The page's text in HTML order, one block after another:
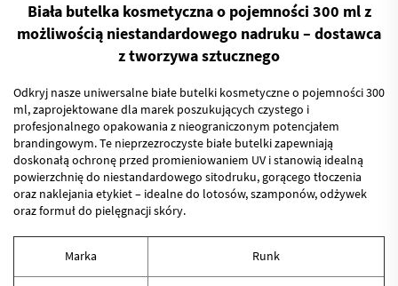
Biała butelka kosmetyczna o pojemności 300 ml z
możliwością niestandardowego nadruku – dostawca
z tworzywa sztucznego
Odkryj nasze uniwersalne białe butelki kosmetyczne o pojemności 300
ml, zaprojektowane dla marek poszukujących czystego i
profesjonalnego opakowania z nieograniczonym potencjałem
brandingowym. Te nieprzezroczyste białe butelki zapewniają
doskonałą ochronę przed promieniowaniem UV i stanowią idealną
powierzchnię do niestandardowego sitodruku, gorącego tłoczenia
oraz naklejania etykiet – idealne do lotosów, szamponów, odżywek
oraz formuł do pielęgnacji skóry.
Marka Runk